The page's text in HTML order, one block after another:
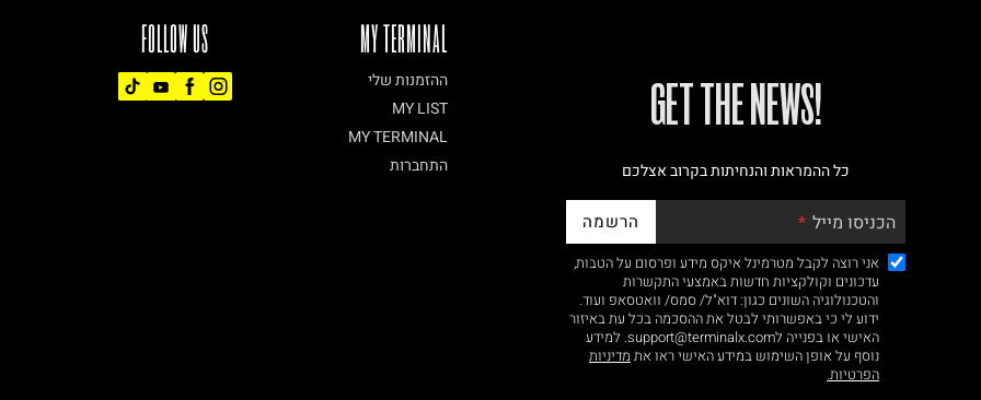
FOLLOW US MY TERMINAL
ההזמנות שלי
MY LIST
MY TERMINAL
התחברות
!GET THE NEWS
כל ההמראות והנחיתות בקרוב אצלכם
הכניסו מייל הרשמה
אני רוצה לקבל מטרמינל איקס מידע ופרסום על הטבות,
עדכונים וקולקציות חדשות באמצעי התקשרות
והטכנולוגיה השונים כגון: דוא"ל/ סמס/ וואטסאפ ועוד.
ידוע לי כי באפשרותי לבטל את ההסכמה בכל עת באיזור
האישי או בפנייה לsupport@terminalx.com. למידע
נוסף על אופן השימוש במידע האישי ראו את מדיניות
הפרטיות.